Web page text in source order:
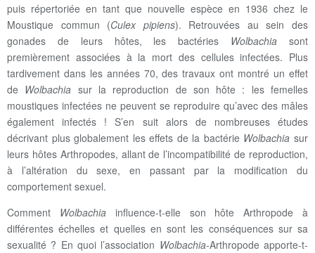
puis répertoriée en tant que nouvelle espèce en 1936 chez le
Moustique commun (Culex pipiens). Retrouvées au sein des
gonades de leurs hôtes, les bactéries Wolbachiasont
premièrement associées à la mort des cellules infectées. Plus
tardivement dans les années 70, des travaux ont montré un effet
de Wolbachia sur la reproduction de son hôte : les femelles
moustiques infectées ne peuvent se reproduire qu’avec des mâles
également infectés ! S’en suit alors de nombreuses études
décrivant plus globalement les effets de la bactérie Wolbachiasur
leurs hôtes Arthropodes, allant de l’incompatibilité de reproduction,
à l’altération du sexe, en passant par la modification du
comportement sexuel.
Comment Wolbachiainfluence-t-elle son hôte Arthropode à
différentes échelles et quelles en sont les conséquences sur sa
sexualité ? En quoi l’association Wolbachia-Arthropode apporte-t-